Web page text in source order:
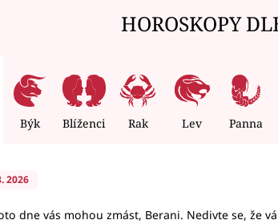
HOROSKOPY
Býk Blíženci Rak Lev Panna
2026
dne vás mohou zmást, Berani. Nedivte se, že